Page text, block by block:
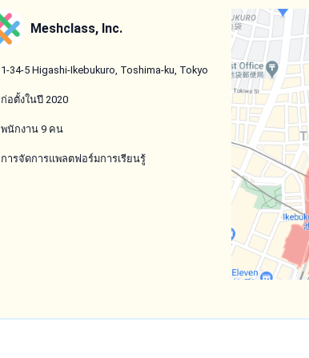
Meshclass, Inc.
1-34-5 Higashi-Ikebukuro, Toshima-ku, Tokyo
ก่อตั้งในปี 2020
พนักงาน 9 คน
การจัดการแพลตฟอร์มการเรียนรู้